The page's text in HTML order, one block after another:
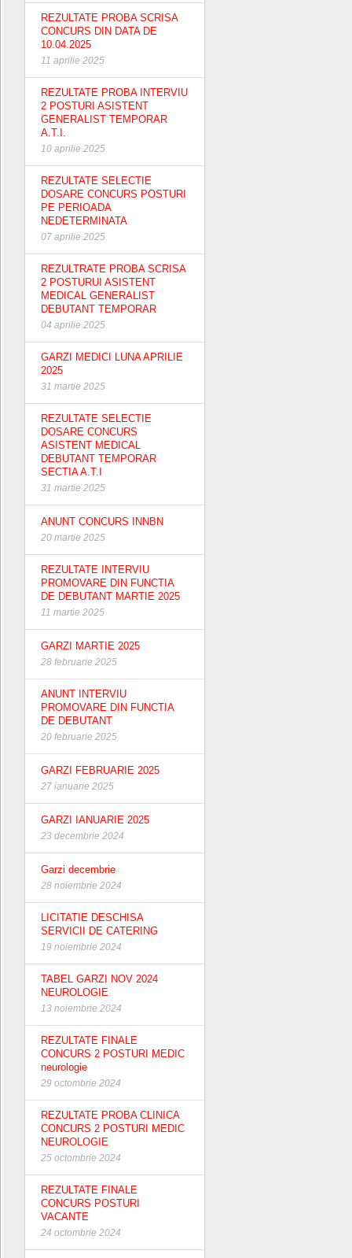
REZULTATE PROBA SCRISA
CONCURS DIN DATA DE
10.04.2025
11 aprilie 2025
REZULTATE PROBA INTERVIU
2 POSTURI ASISTENT
GENERALIST TEMPORAR
A.T.I.
10 aprilie 2025
REZULTATE SELECTIE
DOSARE CONCURS POSTURI
PE PERIOADA
NEDETERMINATA
07 aprilie 2025
REZULTRATE PROBA SCRISA
2 POSTURUI ASISTENT
MEDICAL GENERALIST
DEBUTANT TEMPORAR
04 aprilie 2025
GARZI MEDICI LUNA APRILIE
2025
31 martie 2025
REZULTATE SELECTIE
DOSARE CONCURS
ASISTENT MEDICAL
DEBUTANT TEMPORAR
SECTIA A.T.I
31 martie 2025
ANUNT CONCURS INNBN
20 martie 2025
REZULTATE INTERVIU
PROMOVARE DIN FUNCTIA
DE DEBUTANT MARTIE 2025
11 martie 2025
GARZI MARTIE 2025
28 februarie 2025
ANUNT INTERVIU
PROMOVARE DIN FUNCTIA
DE DEBUTANT
20 februarie 2025
GARZI FEBRUARIE 2025
27 ianuarie 2025
GARZI IANUARIE 2025
23 decembrie 2024
Garzi decembrie
28 noiembrie 2024
LICITATIE DESCHISA
SERVICII DE CATERING
19 noiembrie 2024
TABEL GARZI NOV 2024
NEUROLOGIE
13 noiembrie 2024
REZULTATE FINALE
CONCURS 2 POSTURI MEDIC
neurologie
29 octombrie 2024
REZULTATE PROBA CLINICA
CONCURS 2 POSTURI MEDIC
NEUROLOGIE
25 octombrie 2024
REZULTATE FINALE
CONCURS POSTURI
VACANTE
24 octombrie 2024